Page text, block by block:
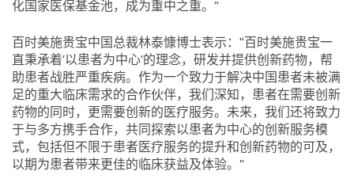
化国家医保基金池，成为重中之重。”
百时美施贵宝中国总裁林泰慷博士表示：“百时美施贵宝一
直秉承着‘以患者为中心’的理念，研发并提供创新药物，帮
助患者战胜严重疾病。作为一个致力于解决中国患者未被满
足的重大临床需求的合作伙伴，我们深知，患者在需要创新
药物的同时，更需要创新的医疗服务。未来，我们还将致力
于与多方携手合作，共同探索以患者为中心的创新服务模
式，包括但不限于患者医疗服务的提升和创新药物的可及，
以期为患者带来更佳的临床获益及体验。”